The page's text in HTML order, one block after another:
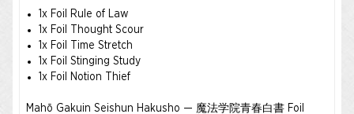
1x Foil Rule of Law
1x Foil Thought Scour
1x Foil Time Stretch
1x Foil Stinging Study
1x Foil Notion Thief
Mahō Gakuin Seishun Hakusho — 魔法学院青春白書 Foil